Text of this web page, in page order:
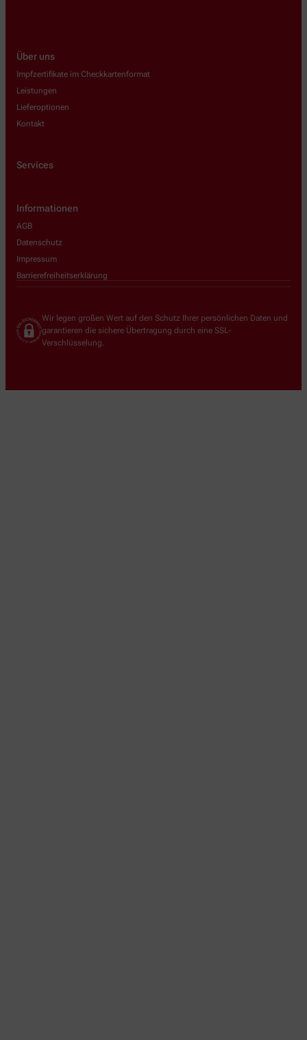
Über uns
Impfzertifikate im Checkkartenformat
Leistungen
Lieferoptionen
Kontakt
Services
Informationen
AGB
Datenschutz
Impressum
Barrierefreiheitserklärung
Wir legen großen Wert auf den Schutz Ihrer persönlichen Daten und
garantieren die sichere Übertragung durch eine SSL-
Verschlüsselung.